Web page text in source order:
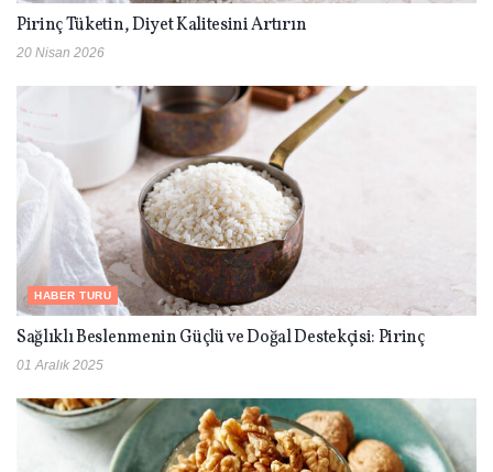
Pirinç Tüketin, Diyet Kalitesini Artırın
20 Nisan 2026
HABER TURU
Sağlıklı Beslenmenin Güçlü ve Doğal Destekçisi: Pirinç
01 Aralık 2025